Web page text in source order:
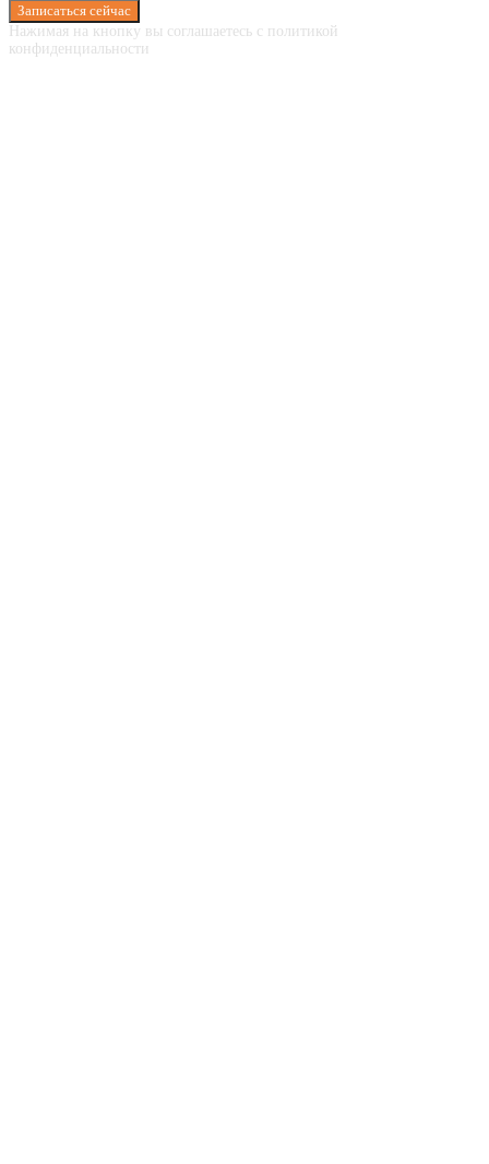
Записаться сейчас
Нажимая на кнопку вы соглашаетесь с политикой
конфиденциальности